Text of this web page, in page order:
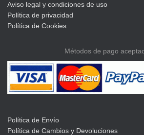
Aviso legal y condiciones de uso
Política de privacidad
Política de Cookies
Métodos de pago
Política de Envío
Política de Cambios y Devoluciones